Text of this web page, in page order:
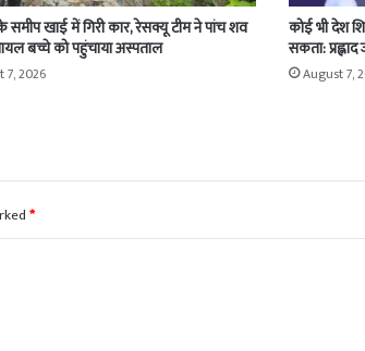
समीप खाई में गिरी कार, रेसक्यू टीम ने पांच शव
बच्चे को पहुंचाया अस्पताल
7, 2026
कोई भी देश
सकता: प्रह्लाद
August 7,
*